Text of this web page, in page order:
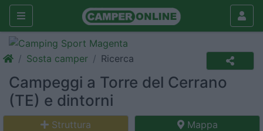
Sosta camper Ricerca
Campeggi a Torre del Cerrano
(TE) e dintorni
Struttura Mappa